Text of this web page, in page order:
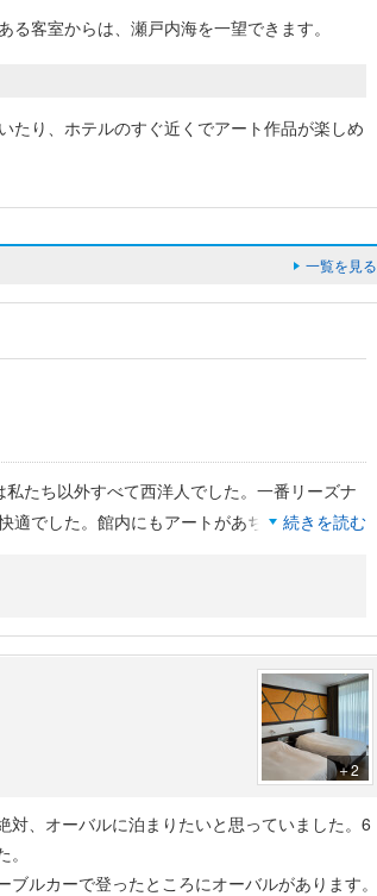
客室からは、瀬戸内海を一望できます。
たり、ホテルのすぐ近くでアート作品が楽しめ
一覧を見る
たち以外すべて西洋人でした。一番リーズナ
適でした。館内にもアートがあちこちにあった
続きを読む
＋2
、オーバルに泊まりたいと思っていました。6
ルカーで登ったところにオーバルがあります。